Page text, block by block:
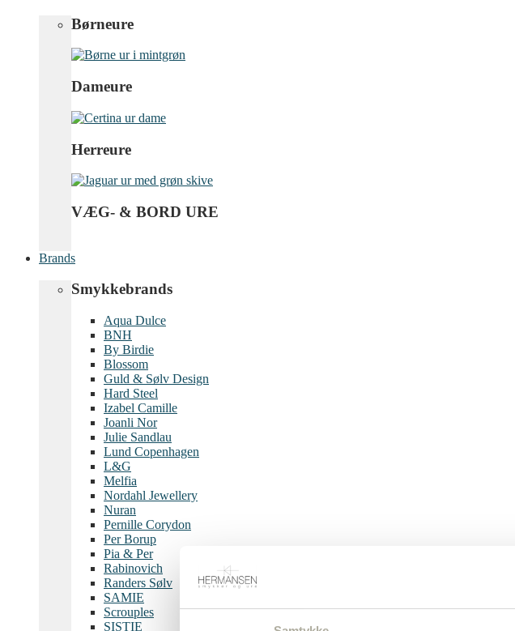
Børneure
Dameure
Herreure
VÆG- & BORD URE
Brands
Smykkebrands
Aqua Dulce
BNH
By Birdie
Blossom
Guld & Sølv Design
Hard Steel
Izabel Camille
Joanli Nor
Julie Sandlau
Lund Copenhagen
L&G
Melfia
Nordahl Jewellery
Nuran
Pernille Corydon
Per Borup
Pia & Per
Rabinovich
Randers Sølv
SAMIE
Scrouples
SISTIE